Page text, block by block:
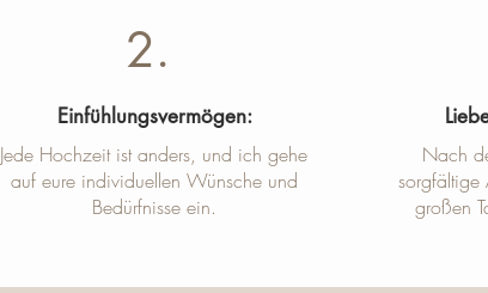
2.
Einfühlungsvermögen:
Jede Hochzeit ist anders, und ich gehe
auf eure individuellen Wünsche und
Bedürfnisse ein.
Nach
sorgfältige
großen